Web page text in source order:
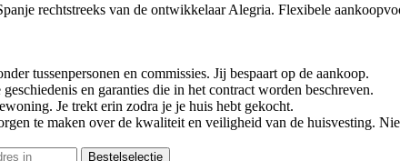
rechtstreeks van de ontwikkelaar Alegria. Flexibele
tussenpersonen en commissies. Jij bespaart op de aankoop.
en garanties die in het contract worden beschreven.
Je trekt erin zodra je je huis hebt gekocht.
te maken over de kwaliteit en veiligheid van de huisvesting.